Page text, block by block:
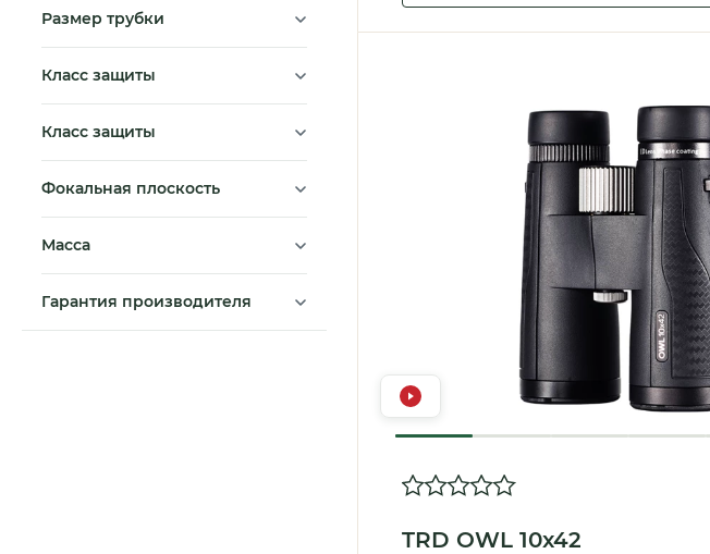
Размер трубки
Класс защиты
Класс защиты
Фокальная плоскость
Масса
Гарантия производителя
TRD OWL 10x42